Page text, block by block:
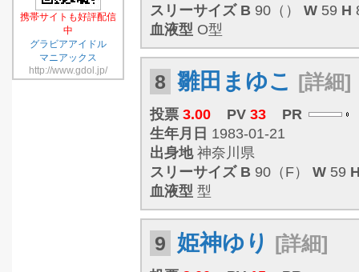
携帯サイトも好評配信
中
グラビアアイドル
マニアックス
http://www.gdol.jp/
スリーサイズ B 90（） W 59 H
血液型 O型
8 雛田まゆこ [詳細]
投票 3.00 PV 33
PR
生年月日 1983-01-21
出身地神奈川県
スリーサイズ B 90（F） W 59
血液型 型
9 姫神ゆり [詳細]